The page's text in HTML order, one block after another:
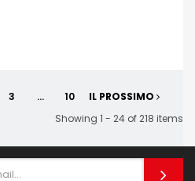
3 ... 10
IL PROSSIMO
Showing 1 - 24 of 218 items